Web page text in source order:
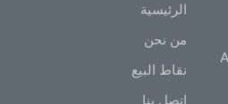
الرئيسية
من نحن
نقاط البيع